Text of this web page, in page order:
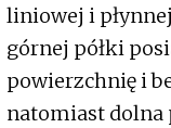
liniowej i
górnej półki
powierzchnię i
natomiast dolna